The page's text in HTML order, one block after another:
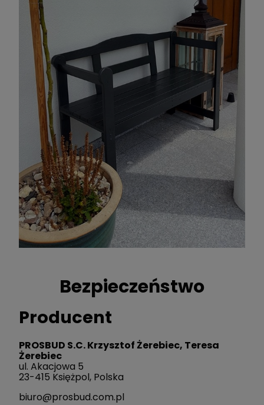
Bezpieczeństwo
Producent
PROSBUD S.C. Krzysztof Żerebiec, Teresa
Żerebiec
ul. Akacjowa 5
23-415 Księżpol, Polska
biuro@prosbud.com.pl